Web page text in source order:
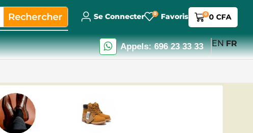
Rechercher Se Connecter 0 Favoris 0 0 CFA
Appels: 696 23 33 33 EN FR